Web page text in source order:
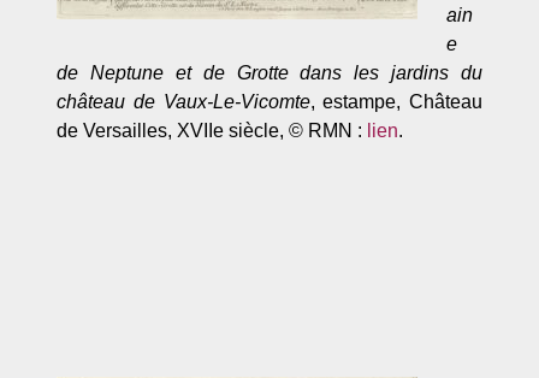
ain
e
de Neptune et de Grotte dans les jardins du
château de Vaux-Le-Vicomte, estampe, Château
de Versailles, XVIIe siècle, © RMN : lien.